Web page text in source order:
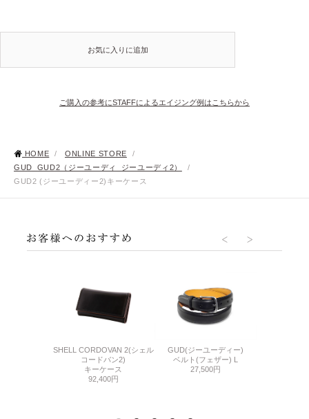
お気に入りに追加
ご購入の参考にSTAFFによるエイジング例はこちらから
HOME / ONLINE STORE
/
GUD_GUD2（ジーユーディ_ジーユーディ2）
/
GUD2 (ジーユーディー2)キーケース
SHELL CORDOVAN 2(シェル
コードバン2)
キーケース
92,400円
GUD(ジーユーディー)
ベルト(フェザー) L
27,500円